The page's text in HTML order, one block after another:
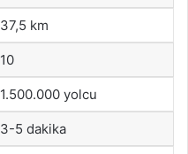
37,5 km
10
1.500.000 yolcu
3-5 dakika